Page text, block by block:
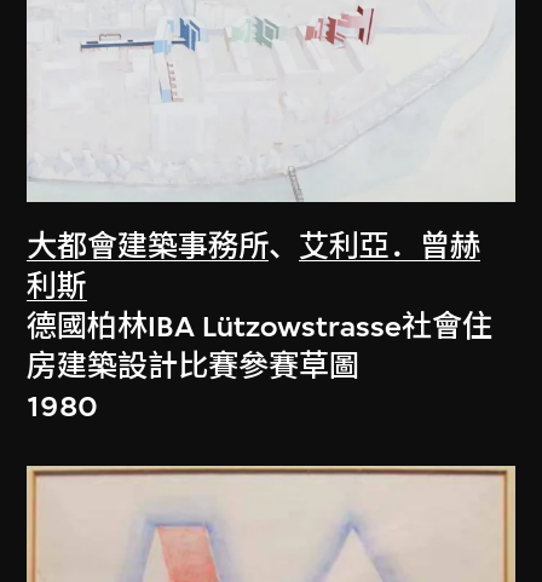
大都會建築事務所、 艾利亞．曾赫
利斯
德國柏林IBA Lützowstrasse社會住
房建築設計比賽參賽草圖
1980